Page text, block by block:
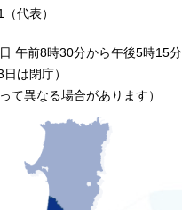
代表）
午前8時30分から午後5時15分
は閉庁）
て異なる場合があります）